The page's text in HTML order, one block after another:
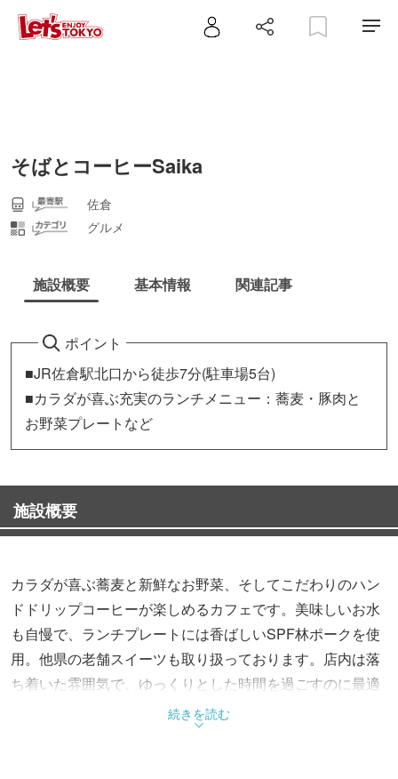
そばとコーヒーSaika
佐倉
グルメ
施設概要 基本情報 関連記事
ポイント
■JR佐倉駅北口から徒歩7分(駐車場5台)
■カラダが喜ぶ充実のランチメニュー：蕎麦・豚肉と
お野菜プレートなど
施設概要
カラダが喜ぶ蕎麦と新鮮なお野菜、そしてこだわりのハン
ドドリップコーヒーが楽しめるカフェです。美味しいお水
も自慢で、ランチプレートには香ばしいSPF林ポークを使
用。他県の老舗スイーツも取り扱っております。店内は落
ち着いた雰囲気で、ゆっくりとした時間を過ごすのに最適
です。心と体に優しいひとときを、ぜひ当店でお楽しみく
続きを読む